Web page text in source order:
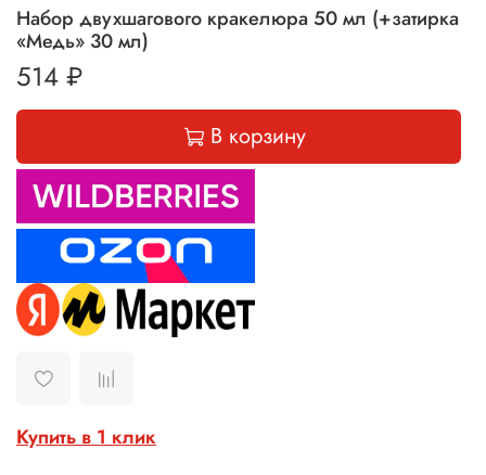
Набор двухшагового кракелюра 50 мл (+затирка
«Медь» 30 мл)
514 ₽
В корзину
Купить в 1 клик